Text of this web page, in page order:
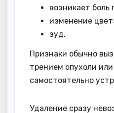
возникает
изменение
зуд.
Признаки обычно
трением опухоли
самостоятельно
Удаление сразу